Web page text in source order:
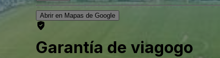
Abrir en Mapas de Google
Garantía de viagogo